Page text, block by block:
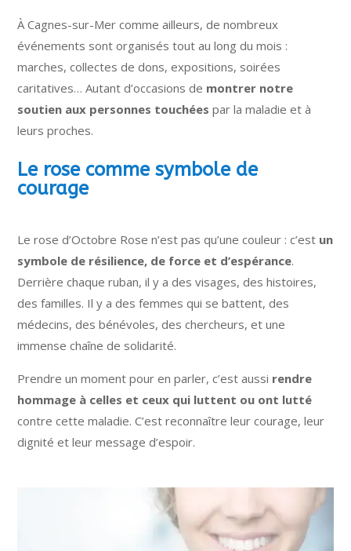
À Cagnes-sur-Mer comme ailleurs, de nombreux
événements sont organisés tout au long du mois :
marches, collectes de dons, expositions, soirées
caritatives… Autant d’occasions de montrer notre
soutien aux personnes touchées par la maladie et à
leurs proches.
Le rose comme symbole de
courage
Le rose d’Octobre Rose n’est pas qu’une couleur : c’est un
symbole de résilience, de force et d’espérance.
Derrière chaque ruban, il y a des visages, des histoires,
des familles. Il y a des femmes qui se battent, des
médecins, des bénévoles, des chercheurs, et une
immense chaîne de solidarité.
Prendre un moment pour en parler, c’est aussi rendre
hommage à celles et ceux qui luttent ou ont lutté
contre cette maladie. C’est reconnaître leur courage, leur
dignité et leur message d’espoir.